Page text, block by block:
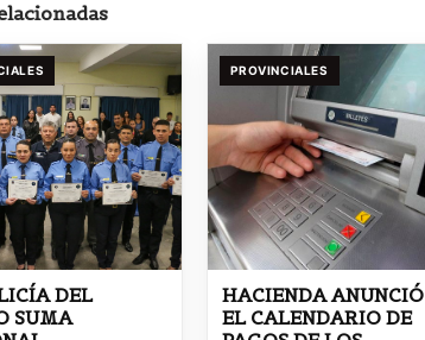
DEL
SUMA
PROVINCIALES
HACIENDA ANUNCIÓ
EL CALENDARIO DE